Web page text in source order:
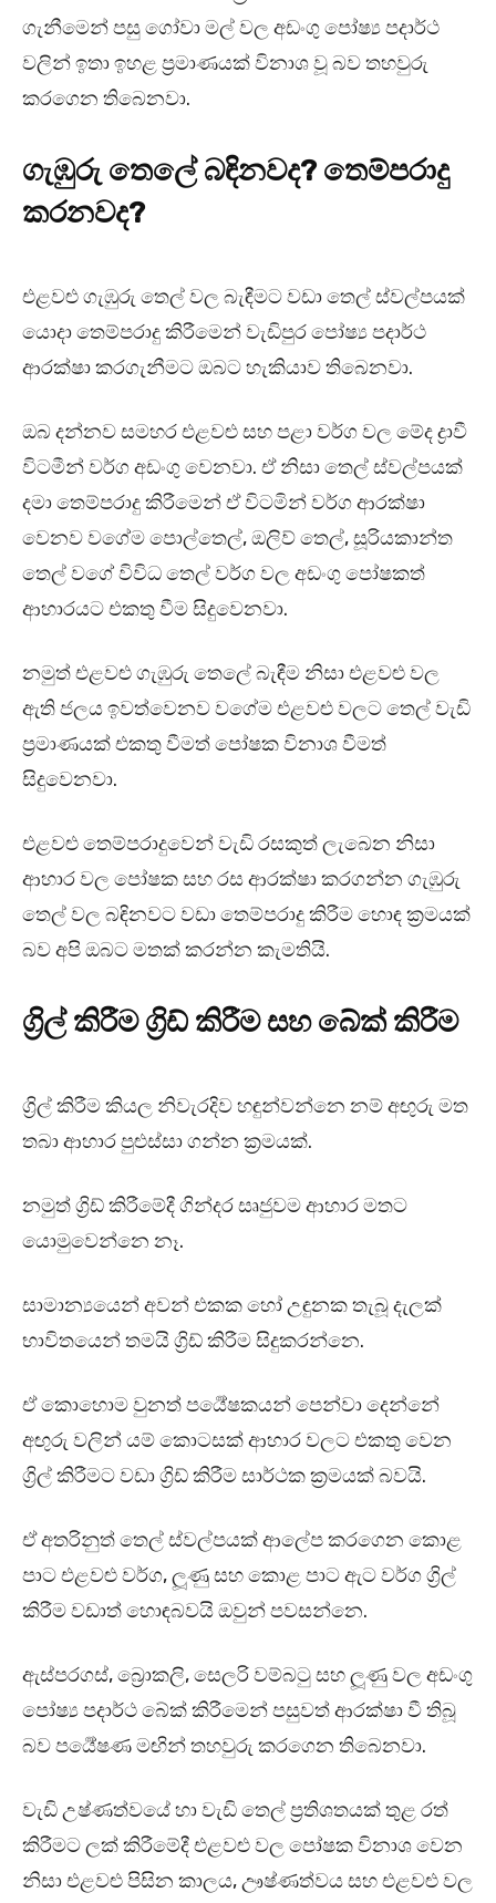
ගැනීමෙන් පසු ගෝවා මල් වල අඩංගු පෝෂ්‍ය පදාර්ථ
වලින් ඉතා ඉහළ ප්‍රමාණයක් විනාශ වූ බව තහවුරු
කරගෙන තිබෙනවා.
ගැඹුරු තෙලේ බඳිනවද? තෙම්පරාදු
කරනවද?
එළවළු ගැඹුරු තෙල් වල බැඳීමට වඩා තෙල් ස්වල්පයක්
යොදා තෙම්පරාදු කිරීමෙන් වැඩිපුර පෝෂ්‍ය පදාර්ථ
ආරක්ෂා කරගැනීමට ඔබට හැකියාව තිබෙනවා.
ඔබ දන්නව සමහර එළවළු සහ පළා වර්ග වල මේද ද්‍රාවී
විටමීන් වර්ග අඩංගු වෙනවා. ඒ නිසා තෙල් ස්වල්පයක්
දමා තෙම්පරාදු කිරීමෙන් ඒ විටමින් වර්ග ආරක්ෂා
වෙනව වගේම පොල්තෙල්, ඔලිව් තෙල්, සූරියකාන්ත
තෙල් වගේ විවිධ තෙල් වර්ග වල අඩංගු පෝෂකත්
ආහාරයට එකතු වීම සිදුවෙනවා.
නමුත් එළවළු ගැඹුරු තෙලේ බැඳීම නිසා එළවළු වල
ඇති ජලය ඉවත්වෙනව වගේම එළවළු වලට තෙල් වැඩි
ප්‍රමාණයක් එකතු වීමත් පෝෂක විනාශ වීමත්
සිදුවෙනවා.
එළවළු තෙම්පරාදුවෙන් වැඩි රසකුත් ලැබෙන නිසා
ආහාර වල පෝෂක සහ රස ආරක්ෂා කරගන්න ගැඹුරු
තෙල් වල බඳිනවට වඩා තෙම්පරාදු කිරීම හොඳ ක්‍රමයක්
බව අපි ඔබට මතක් කරන්න කැමතියි.
ග්‍රිල් කිරීම ග්‍රිඩ් කිරීම සහ බේක් කිරීම
ග්‍රිල් කිරීම කියල නිවැරදිව හඳුන්වන්නෙ නම් අඟුරු මත
තබා ආහාර පුළුස්සා ගන්න ක්‍රමයක්.
නමුත් ග්‍රිඩ් කිරීමේදී ගින්දර සෘජුවම ආහාර මතට
යොමුවෙන්නෙ නෑ.
සාමාන්‍යයෙන් අවන් එකක හෝ උඳුනක තැබූ දැලක්
භාවිතයෙන් තමයි ග්‍රිඩ් කිරීම සිදුකරන්නෙ.
ඒ කොහොම වුනත් පර්‍යේෂකයන් පෙන්වා දෙන්නේ
අඟුරු වලින් යම් කොටසක් ආහාර වලට එකතු වෙන
ග්‍රිල් කිරීමට වඩා ග්‍රිඩ් කිරීම සාර්ථක ක්‍රමයක් බවයි.
ඒ අතරිනුත් තෙල් ස්වල්පයක් ආලේප කරගෙන කොළ
පාට එළවළු වර්ග, ලූණු සහ කොළ පාට ඇට වර්ග ග්‍රිල්
කිරීම වඩාත් හොඳබවයි ඔවුන් පවසන්නෙ.
ඇස්පරගස්, බ්‍රොකලි, සෙලරි වම්බටු සහ ලූණු වල අඩංගු
පෝෂ්‍ය පදාර්ථ බේක් කිරීමෙන් පසුවත් ආරක්ෂා වී තිබූ
බව පර්‍යේෂණ මඟින් තහවුරු කරගෙන තිබෙනවා.
වැඩි උෂ්ණත්වයේ හා වැඩි තෙල් ප්‍රතිශතයක් තුළ රත්
කිරීමට ලක් කිරීමේදී එළවළු වල පෝෂක විනාශ වෙන
නිසා එළවළු පිසින කාලය, ඌෂ්ණත්වය සහ එළවළු වල